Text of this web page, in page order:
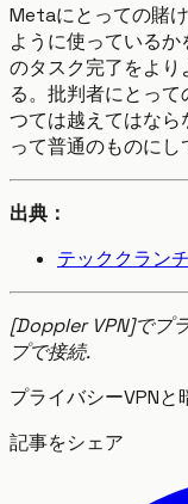
Metaにとっての賭
ように使っている
のタスク完了をよ
る。批判者にとっ
つては越えてはなら
って普通のものにし
出典：
テッククランチ
[Doppler VPN]でプ
プで接続.
プライバシーVPNと
記事をシェア